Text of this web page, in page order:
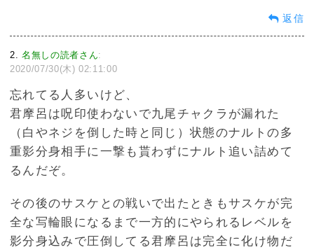
返信
2 名無しの読者さん:
2020/07/30(木) 02:11:00
忘れてる人多いけど、
君摩呂は呪印使わないで九尾チャクラが漏れた
（白やネジを倒した時と同じ）状態のナルトの多
重影分身相手に一撃も貰わずにナルト追い詰めて
るんだぞ。
その後のサスケとの戦いで出たときもサスケが完
全な写輪眼になるまで一方的にやられるレベルを
影分身込みで圧倒してる君摩呂は完全に化け物だ